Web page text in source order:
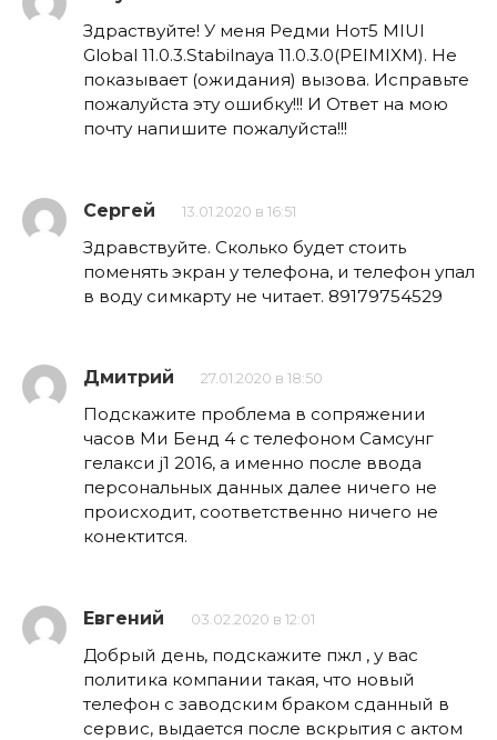
Здраствуйте! У меня Редми Нот5 MIUI
Global 11.0.3.Stabilnaya 11.0.3.0(PEIMIXM). Не
показывает (ожидания) вызова. Исправьте
пожалуйста эту ошибку!!! И Ответ на мою
почту напишите пожалуйста!!!
Сергей 13.01.2020 в 16:51
Здравствуйте. Сколько будет стоить
поменять экран у телефона, и телефон упал
в воду симкарту не читает. 89179754529
Дмитрий 27.01.2020 в 18:50
Подскажите проблема в сопряжении
часов Ми Бенд 4 с телефоном Самсунг
гелакси j1 2016, а именно после ввода
персональных данных далее ничего не
происходит, соответственно ничего не
конектится.
Евгений 03.02.2020 в 12:01
Добрый день, подскажите пжл , у вас
политика компании такая, что новый
телефон с заводским браком сданный в
сервис, выдается после вскрытия с актом